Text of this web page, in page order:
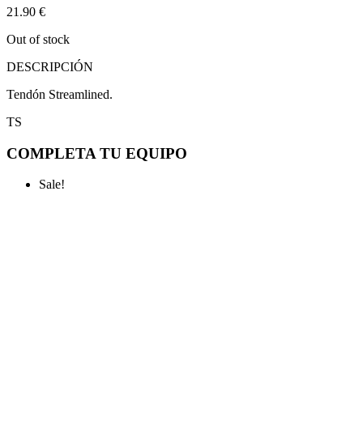
21.90 €
Out of stock
DESCRIPCIÓN
Tendón Streamlined.
TS
COMPLETA TU EQUIPO
Sale!